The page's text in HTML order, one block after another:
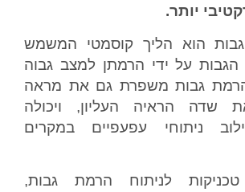
יותר.
הוא הליך קוסמטי המשמש
על ידי הרמתן למצב גבוה
הרמת גבות משפרת גם את מראה
שדה הראיה העליון, ויכולה
ניתוחי עפעפיים במקרים
לניתוח הרמת גבות,